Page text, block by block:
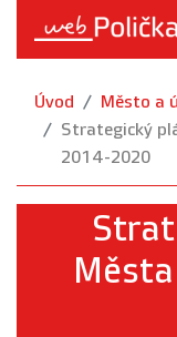
Úvod Město a
Strategický
2014-2020